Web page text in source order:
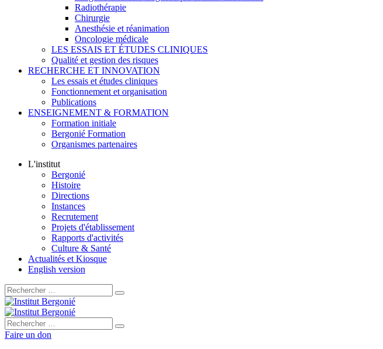
Radiothérapie
Chirurgie
Anesthésie et réanimation
Oncologie médicale
LES ESSAIS ET ÉTUDES CLINIQUES
Qualité et gestion des risques
RECHERCHE ET INNOVATION
Les essais et études cliniques
Fonctionnement et organisation
Publications
ENSEIGNEMENT & FORMATION
Formation initiale
Bergonié Formation
Organismes partenaires
L'institut
Bergonié
Histoire
Directions
Instances
Recrutement
Projets d'établissement
Rapports d'activités
Culture & Santé
Actualités et Kiosque
English version
Rechercher :
Rechercher :
Faire un don